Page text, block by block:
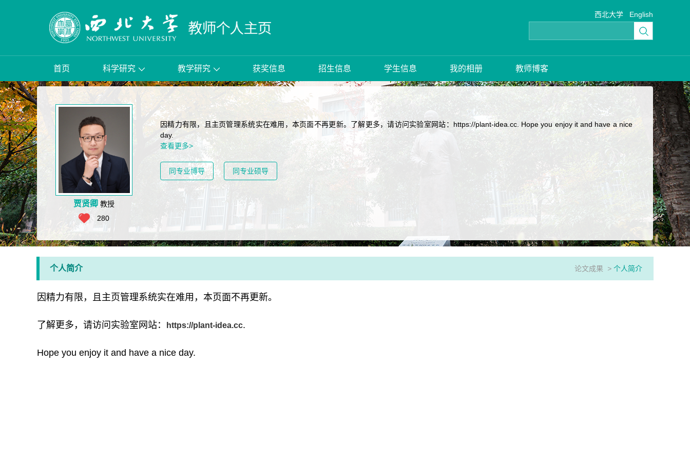
西北大学 English
首页 科学研究 教学研究 获奖信息 招生信息 学生信息 我的相册 教师博客
贾贤卿 教授
280
因精力有限，且主页管理系统实在难用，本页面不再更新。了解更多，请访问实验室网站：https://plant-idea.cc. Hope you enjoy it and have a nice
day.
查看更多>
同专业博导 同专业硕导
个人简介 论文成果 > 个人简介
因精力有限，且主页管理系统实在难用，本页面不再更新。
了解更多，请访问实验室网站： https://plant-idea.cc.
Hope you enjoy it and have a nice day.